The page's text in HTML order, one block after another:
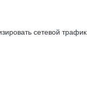
сетевой трафик.